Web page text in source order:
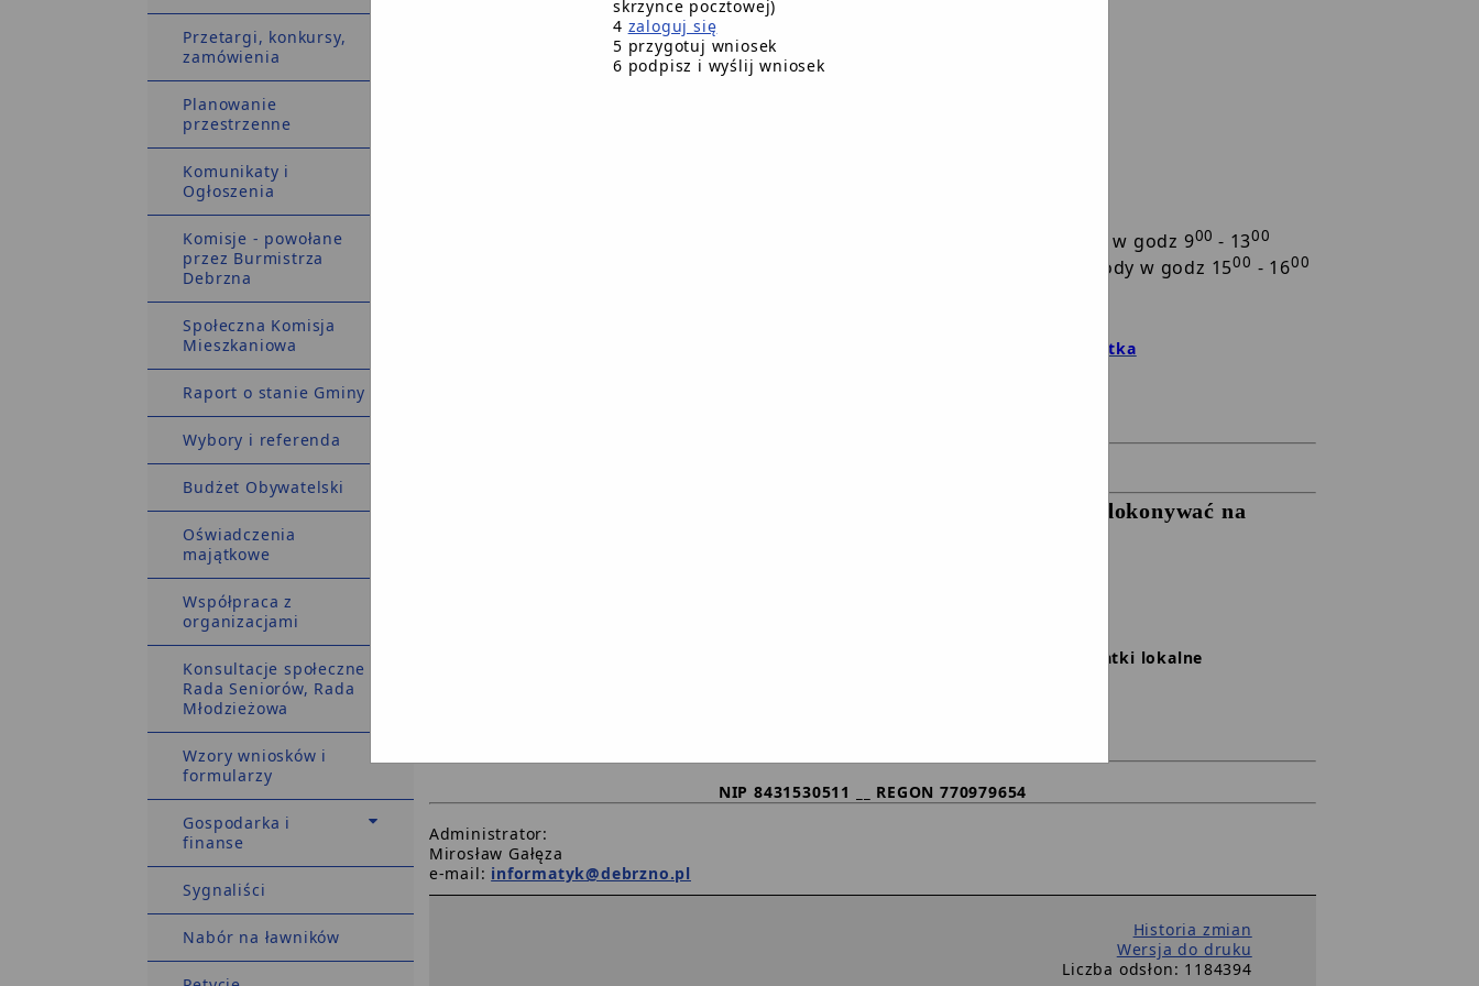
Przetargi, konkursy,
zamówienia
Planowanie
przestrzenne
Komunikaty i
Ogłoszenia
Komisje - powołane
przez Burmistrza
Debrzna
Społeczna Komisja
Mieszkaniowa
Raport o stanie Gminy
Wybory i referenda
Budżet Obywatelski
Oświadczenia
majątkowe
Współpraca z
organizacjami
Konsultacje społeczne
Rada Seniorów, Rada
Młodzieżowa
Wzory wniosków i
formularzy
Gospodarka i
finanse
Sygnaliści
Nabór na ławników
77-310 Debrzno
W sprawach: skarg i wniosków Burmistrz Debrzna przyjmuje w środy w godz 900 - 1300
dodatkowo po wcześniejszym uzgodnienu terminu w sekretariacie - w środy w godz 1500 - 1600
Elektroniczna Skrzynka Podawcza ePUAP /9by7qi11ne/skrytka
Wpłaty tytułem podatków i odpadów komunalnych należy dokonywać na
Rachunek nie dotyczy wpłat za mandaty, odpady komunalne i podatki lokalne
NIP 8431530511 __ REGON 770979654
Administrator:
Mirosław Gałęza
e-mail: informatyk@debrzno.pl
Historia zmian
Wersja do druku
Liczba odsłon: 1184394
skrzynce pocztowej)
4 zaloguj się
5 przygotuj wniosek
6 podpisz i wyślij wniosek